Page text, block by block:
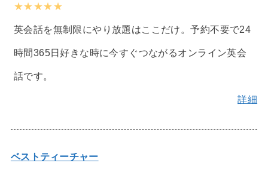
★★★★★
英会話を無制限にやり放題はここだけ。予約不要で24
時間365日好きな時に今すぐつながるオンライン英会
話です。
詳細
ベストティーチャー